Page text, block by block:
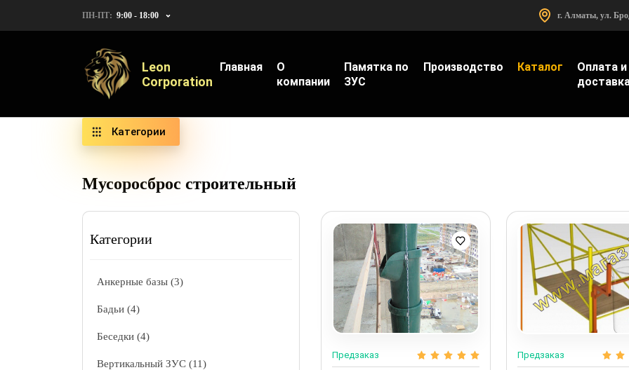
ПН-ПТ: 9:00 - 18:00 г. Алматы, ул.
Leon
Corporation
Главная
О
компании
Памятка по
ЗУС
Производство Каталог
Оплата и
Категории
Мусоросброс строительный
Категории
Анкерные базы (3)
Бадьи (4)
Беседки (4)
Вертикальный ЗУС (11)
Предзаказ Предзаказ